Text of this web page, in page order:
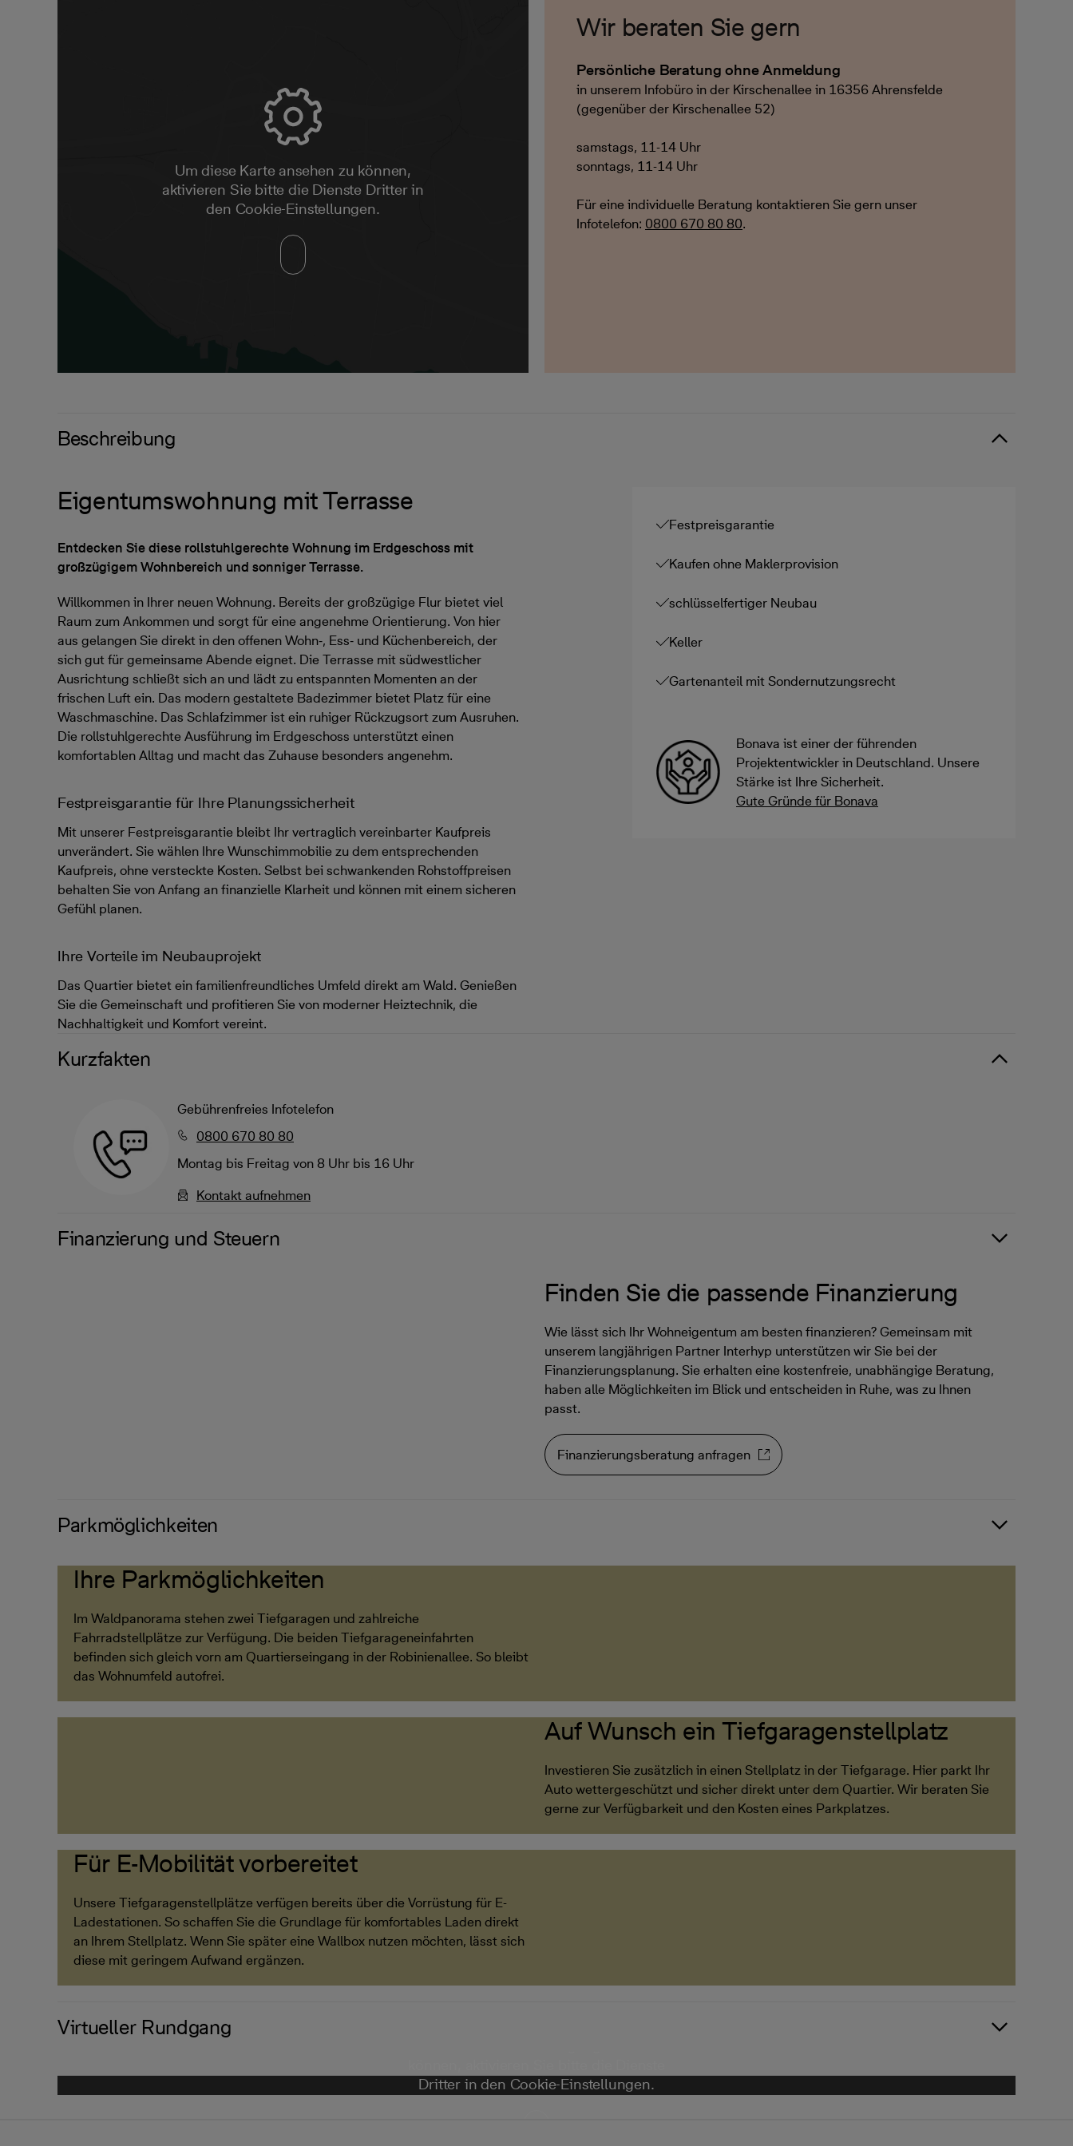
Um diese Karte ansehen zu können,
aktivieren Sie bitte die Dienste Dritter in
den Cookie-Einstellungen.
Wir beraten Sie gern
Persönliche Beratung ohne Anmeldung
in unserem Infobüro in der Kirschenallee in 16356 Ahrensfelde
(gegenüber der Kirschenallee 52)
samstags, 11-14 Uhr
sonntags, 11-14 Uhr
Für eine individuelle Beratung kontaktieren Sie gern unser
Infotelefon: 0800 670 80 80.
Beschreibung
Eigentumswohnung mit Terrasse
Entdecken Sie diese rollstuhlgerechte Wohnung im Erdgeschoss mit
großzügigem Wohnbereich und sonniger Terrasse.
Willkommen in Ihrer neuen Wohnung. Bereits der großzügige Flur bietet viel
Raum zum Ankommen und sorgt für eine angenehme Orientierung. Von hier
aus gelangen Sie direkt in den offenen Wohn‑, Ess‑ und Küchenbereich, der
sich gut für gemeinsame Abende eignet. Die Terrasse mit südwestlicher
Ausrichtung schließt sich an und lädt zu entspannten Momenten an der
frischen Luft ein. Das modern gestaltete Badezimmer bietet Platz für eine
Waschmaschine. Das Schlafzimmer ist ein ruhiger Rückzugsort zum Ausruhen.
Die rollstuhlgerechte Ausführung im Erdgeschoss unterstützt einen
komfortablen Alltag und macht das Zuhause besonders angenehm.
Festpreisgarantie für Ihre Planungssicherheit
Mit unserer Festpreisgarantie bleibt Ihr vertraglich vereinbarter Kaufpreis
unverändert. Sie wählen Ihre Wunschimmobilie zu dem entsprechenden
Kaufpreis, ohne versteckte Kosten. Selbst bei schwankenden Rohstoffpreisen
behalten Sie von Anfang an finanzielle Klarheit und können mit einem sicheren
Gefühl planen.
Ihre Vorteile im Neubauprojekt
Das Quartier bietet ein familienfreundliches Umfeld direkt am Wald. Genießen
Sie die Gemeinschaft und profitieren Sie von moderner Heiztechnik, die
Nachhaltigkeit und Komfort vereint.
Festpreisgarantie
Kaufen ohne Maklerprovision
schlüsselfertiger Neubau
Keller
Gartenanteil mit Sondernutzungsrecht
Bonava ist einer der führenden
Projektentwickler in Deutschland. Unsere
Stärke ist Ihre Sicherheit.
Gute Gründe für Bonava
Kurzfakten
Gebührenfreies Infotelefon
0800 670 80 80
Montag bis Freitag von 8 Uhr bis 16 Uhr
Kontakt aufnehmen
Finanzierung und Steuern
Finden Sie die passende Finanzierung
Wie lässt sich Ihr Wohneigentum am besten finanzieren? Gemeinsam mit
unserem langjährigen Partner Interhyp unterstützen wir Sie bei der
Finanzierungsplanung. Sie erhalten eine kostenfreie, unabhängige Beratung,
haben alle Möglichkeiten im Blick und entscheiden in Ruhe, was zu Ihnen
passt.
Finanzierungsberatung anfragen
Parkmöglichkeiten
Ihre Parkmöglichkeiten
Im Waldpanorama stehen zwei Tiefgaragen und zahlreiche
Fahrradstellplätze zur Verfügung. Die beiden Tiefgarageneinfahrten
befinden sich gleich vorn am Quartierseingang in der Robinienallee. So bleibt
das Wohnumfeld autofrei.
Auf Wunsch ein Tiefgaragenstellplatz
Investieren Sie zusätzlich in einen Stellplatz in der Tiefgarage. Hier parkt Ihr
Auto wettergeschützt und sicher direkt unter dem Quartier. Wir beraten Sie
gerne zur Verfügbarkeit und den Kosten eines Parkplatzes.
Für E-Mobilität vorbereitet
Unsere Tiefgaragenstellplätze verfügen bereits über die Vorrüstung für E-
Ladestationen. So schaffen Sie die Grundlage für komfortables Laden direkt
an Ihrem Stellplatz. Wenn Sie später eine Wallbox nutzen möchten, lässt sich
diese mit geringem Aufwand ergänzen.
Virtueller Rundgang
Dritter in den Cookie-Einstellungen.